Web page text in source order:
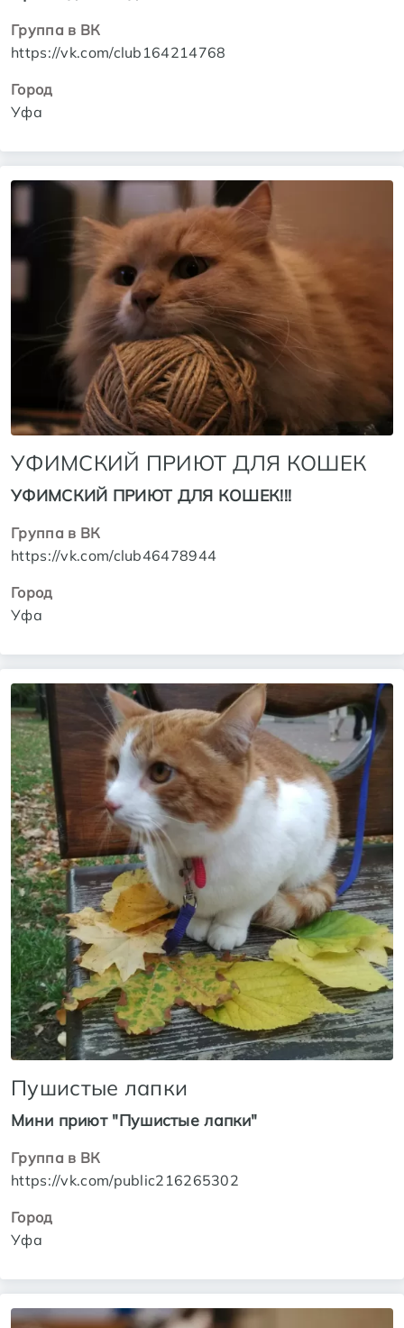
Группа в ВК
https://vk.com/club164214768
Город
Уфа
УФИМСКИЙ ПРИЮТ ДЛЯ КОШЕК
УФИМСКИЙ ПРИЮТ ДЛЯ КОШЕК!!!
Группа в ВК
https://vk.com/club46478944
Город
Уфа
Пушистые лапки
Мини приют "Пушистые лапки"
Группа в ВК
https://vk.com/public216265302
Город
Уфа